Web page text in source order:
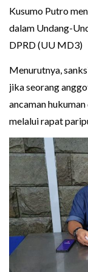
Kusumo Putro
dalam Undang-
DPRD (UU MD3)
Menurutnya,
jika seorang
ancaman
melalui rapat